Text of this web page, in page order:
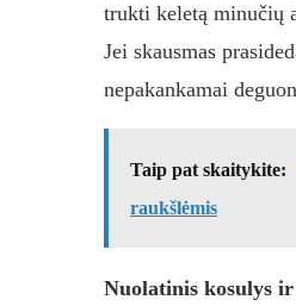
trukti keletą minučių
Jei skausmas
nepakankamai
Taip pat skaitykite:
raukšlėmis
Nuolatinis kosulys